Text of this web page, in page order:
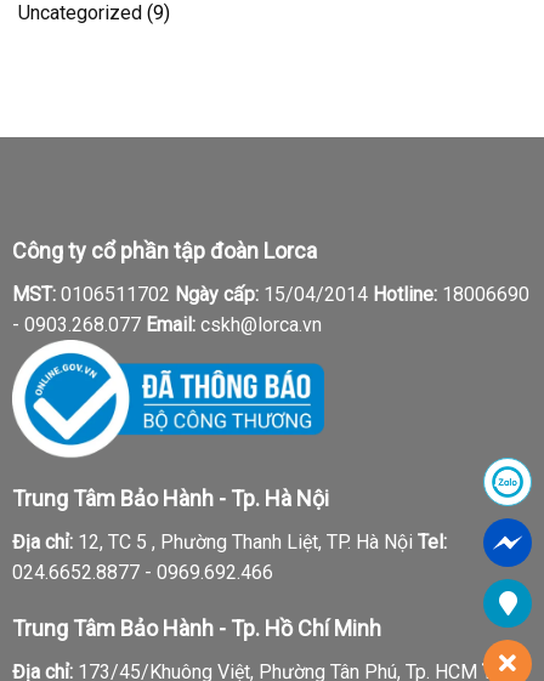
Uncategorized (9)
Công ty cổ phần tập đoàn Lorca
MST:0106511702 Ngày cấp:15/04/2014 Hotline:18006690
- 0903.268.077 Email:cskh@lorca.vn
Trung Tâm Bảo Hành - Tp. Hà Nội
Địa chỉ:12, TC 5 , Phường Thanh Liệt, TP. Hà Nội Tel:
024.6652.8877 - 0969.692.466
Trung Tâm Bảo Hành - Tp. Hồ Chí Minh
Địa chỉ:173/45/Khuông Việt, Phường Tân Phú, Tp. HCM Tel: